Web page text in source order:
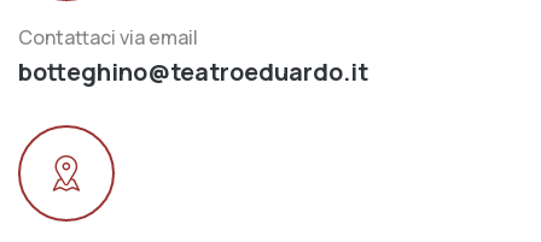
Contattaci via email
botteghino@teatroeduardo.it